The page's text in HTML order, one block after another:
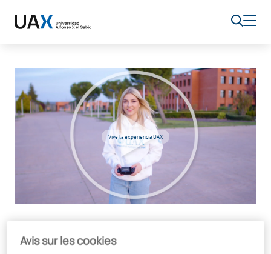
Vive la experiencia UAX
Avis sur les cookies